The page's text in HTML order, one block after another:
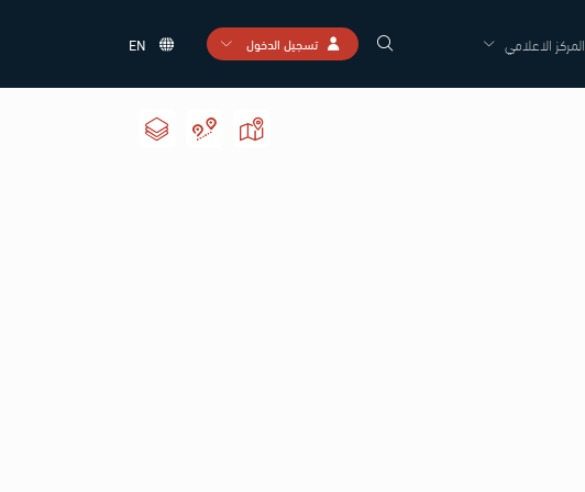
المركز الاعلامي تسجيل الدخول EN